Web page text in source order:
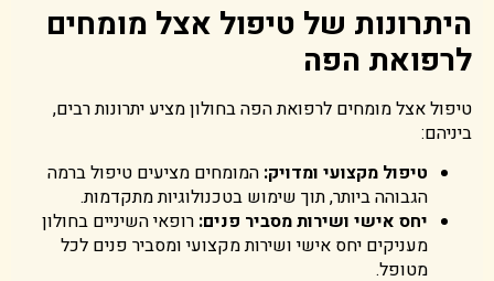
היתרונות של טיפול אצל מומחים
לרפואת הפה
טיפול אצל מומחים לרפואת הפה בחולון מציע יתרונות רבים,
ביניהם:
טיפול מקצועי ומדויק: המומחים מציעים טיפול ברמה
הגבוהה ביותר, תוך שימוש בטכנולוגיות מתקדמות.
יחס אישי ושירות מסביר פנים: רופאי השיניים בחולון
מעניקים יחס אישי ושירות מקצועי ומסביר פנים לכל
מטופל.